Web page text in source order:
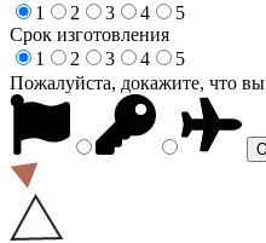
1
2 3 4
5
Срок изготовления
1
2 3 4
5
Пожалуйста, докажите, что